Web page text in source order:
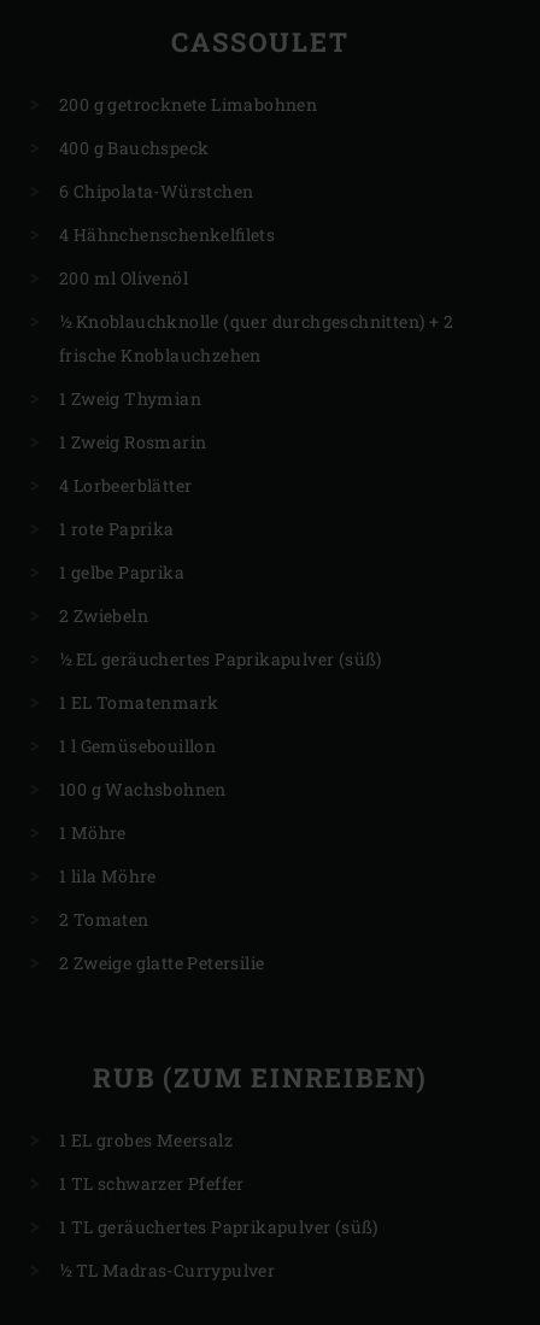
CASSOULET
200 g getrocknete Limabohnen
400 g Bauchspeck
6 Chipolata-Würstchen
4 Hähnchenschenkelfilets
200 ml Olivenöl
½ Knoblauchknolle (quer durchgeschnitten) + 2
frische Knoblauchzehen
1 Zweig Thymian
1 Zweig Rosmarin
4 Lorbeerblätter
1 rote Paprika
1 gelbe Paprika
2 Zwiebeln
½ EL geräuchertes Paprikapulver (süß)
1 EL Tomatenmark
1 l Gemüsebouillon
100 g Wachsbohnen
1 Möhre
1 lila Möhre
2 Tomaten
2 Zweige glatte Petersilie
RUB (ZUM EINREIBEN)
1 EL grobes Meersalz
1 TL schwarzer Pfeffer
1 TL geräuchertes Paprikapulver (süß)
½ TL Madras-Currypulver